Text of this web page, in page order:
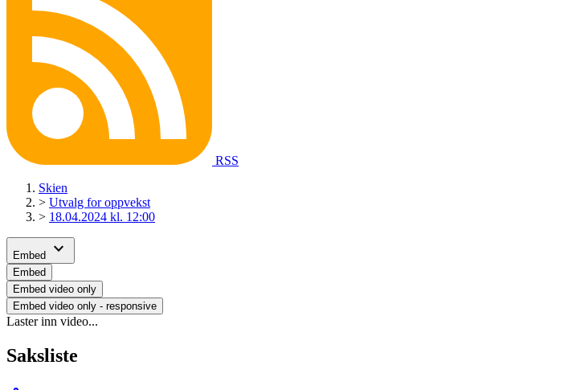
RSS
Skien
> Utvalg for oppvekst
> 18.04.2024 kl. 12:00
Embed expand_more
Embed
Embed video only
Embed video only - responsive
Laster inn video...
Saksliste